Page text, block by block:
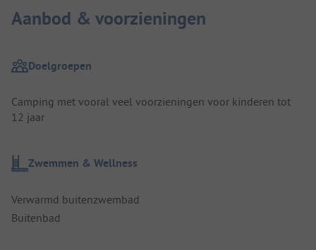
Aanbod & voorzieningen
Doelgroepen
Camping met vooral veel voorzieningen voor kinderen tot
12 jaar
Zwemmen & Wellness
Verwarmd buitenzwembad
Buitenbad